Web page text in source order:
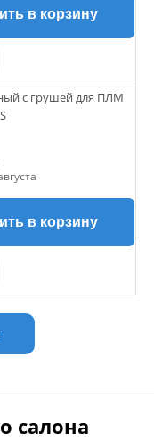
в корзину
с грушей для ПЛМ
в корзину
салона